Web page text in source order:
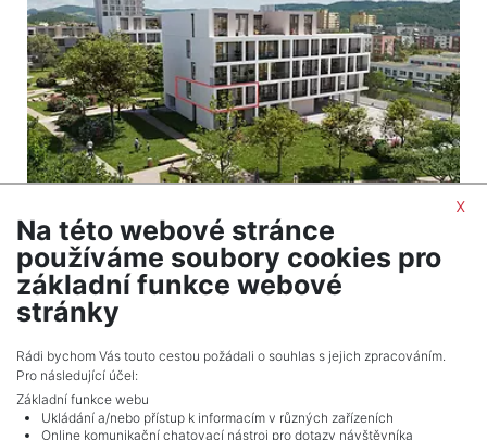
Byt na prodej / 2+kk / 62 m2
Beroun-Město - Beroun
7 602 576 Kč (za nemovitost) Cena včetně
provize
x
Na této webové stránce
používáme soubory cookies pro
základní funkce webové
stránky
Rádi bychom Vás touto cestou požádali o souhlas s jejich zpracováním.
Pro následující účel:
Základní funkce webu
Ukládání a/nebo přístup k informacím v různých zařízeních
Online komunikační chatovací nástroj pro dotazy návštěvníka